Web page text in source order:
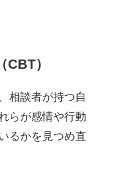
）
相談者が持つ自
らが感情や行動
るかを見つめ直